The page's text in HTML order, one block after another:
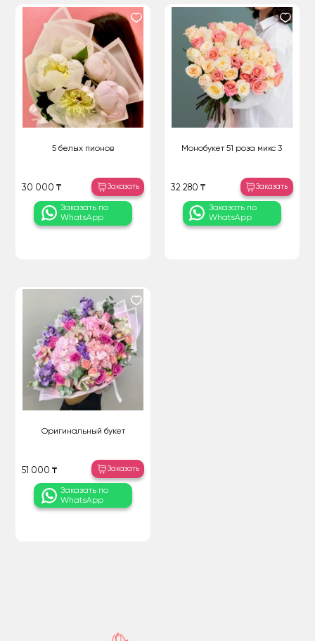
5 белых пионов
30 000 ₸ Заказать
Заказать по
WhatsApp
Монобукет 51 роза микс 3
32 280 ₸ Заказать
Заказать по
WhatsApp
Оригинальный букет
51 000 ₸ Заказать
Заказать по
WhatsApp